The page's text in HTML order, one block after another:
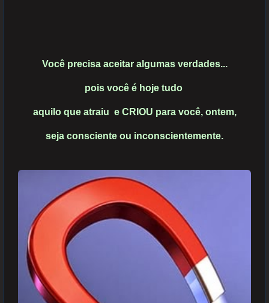
Você precisa aceitar algumas verdades...
pois você é hoje tudo
aquilo que atraiu e CRIOU para você, ontem,
seja consciente ou inconscientemente.